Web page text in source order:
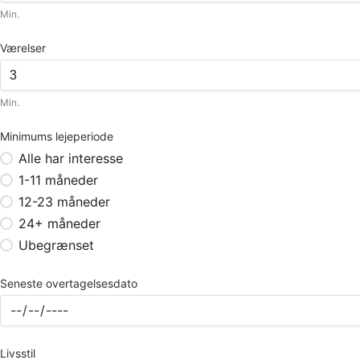
Min.
Værelser
Min.
Minimums lejeperiode
Alle har interesse
1-11 måneder
12-23 måneder
24+ måneder
Ubegrænset
Seneste overtagelsesdato
Livsstil